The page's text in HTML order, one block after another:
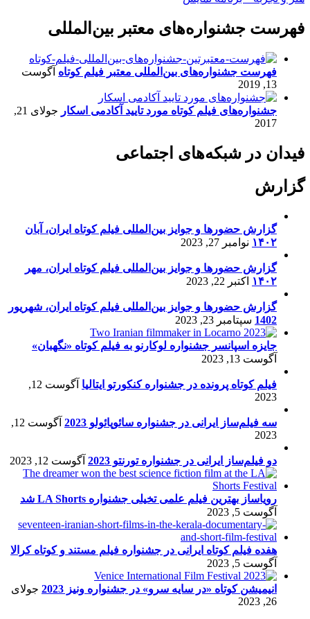
فهرست جشنواره‌های معتبر بین‌المللی
فهرست جشنواره‌های بین‌المللی معتبر فیلم کوتاه آگوست
13, 2019
جشنواره‌های فیلم کوتاه مورد تایید آکادمی اسکار
جولای 21,
2017
فیدان در شبکه‌های اجتماعی
گزارش
گزارش حضورها و جوایز بین‌المللی فیلم کوتاه ایران، آبان
۱۴۰۲ نوامبر 27, 2023
گزارش حضورها و جوایز بین‌المللی فیلم کوتاه ایران، مهر
۱۴۰۲ اکتبر 22, 2023
گزارش حضورها و جوایز بین‌المللی فیلم کوتاه ایران، شهریور
1402 سپتامبر 23, 2023
جایزه اسپانسر جشنواره لوکارنو به فیلم کوتاه «نگهبان»
آگوست 13, 2023
فیلم کوتاه پرونده در جشنواره کنکورتو ایتالیا
آگوست 12,
2023
سه فیلم‌ساز ایرانی در جشنواره سائوپائولو 2023
آگوست 12,
2023
دو فیلم‌ساز ایرانی در جشنواره تورنتو 2023 آگوست 12, 2023
رویاساز بهترین فیلم علمی تخیلی جشنواره LA Shorts شد
آگوست 5, 2023
هفده فیلم کوتاه ایرانی در جشنواره فیلم مستند و کوتاه کرالا
آگوست 5, 2023
انیمیشن کوتاه «در سایه سرو» در جشنواره ونیز 2023
جولای
26, 2023